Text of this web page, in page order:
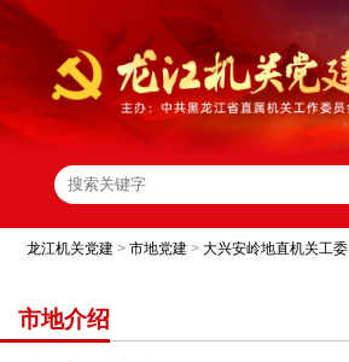
龙江机关党建 >市地党建 >大兴安岭地直机关工委
市地介绍